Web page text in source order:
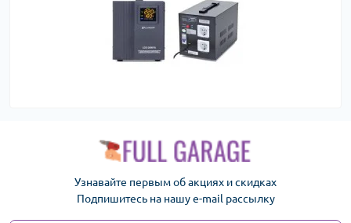
Узнавайте первым об акциях и скидках
Подпишитесь на нашу e-mail рассылку